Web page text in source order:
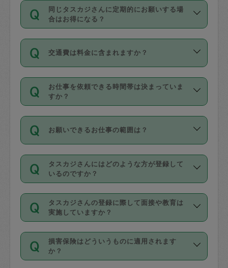
いません。
があり、レビュー件数、レビューの平均
値、などで除々に設定可能な最高額が上
がっていく仕組みになっています。
お支払方法はクレジットカード（Visa／
Master／JCB／AMERICAN EXPRESS／
Diners Club）のみとなります。
を行う際にご入力ください。プロフィー
ル登録時にはご入力いただかなくても大
丈夫です。
デビットカード・プリペイドカード（Vプ
リカ、au WALLETなど）は支払にはご利
銀行振込や現金払いも対応していませ
なお、タスカジさんの交通費も、依頼料
金のご請求と合わせてお支払いとなりま
動計算で表示されます。
同じタスカジさんに定期的にお願いする場
合はお得になる？
依頼には「スポット」と「定期（毎週｜
隔週）」があり、「定期」の依頼は「ス
ポット」よりお得な料金でご利用できま
す。
定期の最低利用回数は設けていない代わ
りに、一定数を超えたキャンセルは有償
（例：毎週定期の場合は３回以上のキャ
ンセルが有償（1200円、隔週定期の場合
は２回以上のキャンセルが有償（1200
交通費は料金に含まれますか？
交通費は依頼料金とは別途発生し、依頼
料金のご請求と合わせてお支払いとなり
ます。交通費の金額は「依頼の詳細」に
お仕事を依頼できる時間帯は決まっていま
すか？
時間帯は3種類あります。いずれも１回あ
たり３時間です。
・ＡＭ ９時～１２時
・ＰＭ １３時～１６時
・夜 １８時～２１時
開始時間を２時間前後変更することが可
能です。依頼送信後、個別にタスカジさ
んにメッセージを送り調整してくださ
い。ただし、２時間を越えての調整はで
お願いできるお仕事の範囲は？
掃除、整理収納、洗濯、買い物、料理、
作り置きです。タスカジさんによってで
きる仕事の範囲が異なりますので、依頼
する前にタスカジさんのプロフィールで
確認してください。
基本的に、高所での作業や危険作業、屋
外での作業は対象外です。
タスカジさんにはどのような方が登録して
いるのですか？
主婦として長年の家事経験をお持ちの
方、栄養士・調理師といった資格者で保
育園や学校の給食やレストランで料理関
係の専門職に従事されていた方、日本で
すでにハウスキーパーや英語の先生とし
てお仕事をしているフィリピン出身の
タスカジさんの登録に際して面接や教育は
実施していますか？
応募の際に、各自事務局との面接と説明
を行っています。その後、身分証明書の
写真提出をしていただいています。外国
損害保険はどういうものに適用されます
か？